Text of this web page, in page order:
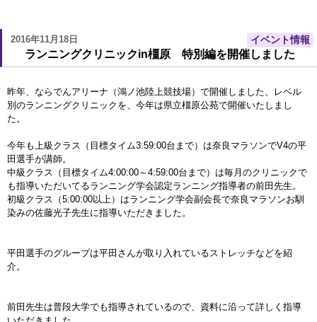
2016年11月18日 イベント情報
ランニングクリニックin橿原 特別編を開催しました
昨年、ならでんアリーナ（鴻ノ池陸上競技場）で開催しました、レベル
別のランニングクリニックを、今年は県立橿原公苑で開催いたしまし
た。
今年も上級クラス（目標タイム3:59:00台まで）は奈良マラソンでV4の平
田選手が講師。
中級クラス（目標タイム4:00:00～4:59:00台まで）は毎月のクリニックで
も指導いただいてるランニング学会認定ランニング指導者の前田先生。
初級クラス（5:00:00以上）はランニング学会副会長で奈良マラソンお馴
染みの佐藤光子先生に指導いただきました。
平田選手のグループは平田さんが取り入れているストレッチなどを紹
介。
前田先生は普段大学でも指導されているので、資料に沿って詳しく指導